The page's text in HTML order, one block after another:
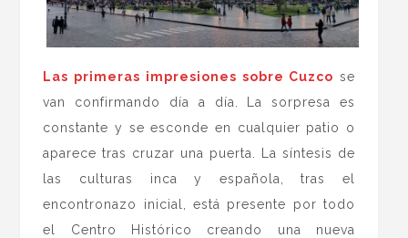
Las primeras impresiones sobre Cuzco se
van confirmando día a día. La sorpresa es
constante y se esconde en cualquier patio o
aparece tras cruzar una puerta. La síntesis de
las culturas inca y española, tras el
encontronazo inicial, está presente por todo
el Centro Histórico creando una nueva